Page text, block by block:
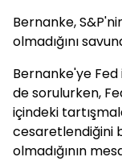
Bernanke,
olmadığını
Bernanke'ye
de sorulurken,
içindeki
cesaretlendiğini
olmadığının